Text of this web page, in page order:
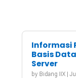
Informasi
Basis
Server
by Bidang IIX|